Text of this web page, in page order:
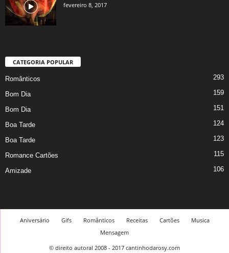
fevereiro 8, 2017
CATEGORIA POPULAR
Românticos 293
Bom Dia 159
Bom Dia 151
Boa Tarde 124
Boa Tarde 123
Romance Cartões 115
Amizade 106
Aniversário Gifs Românticos Receitas Cartões
Musica
Mensagem
© direito autoral 2008 - 2017 cantinhodarosy.com